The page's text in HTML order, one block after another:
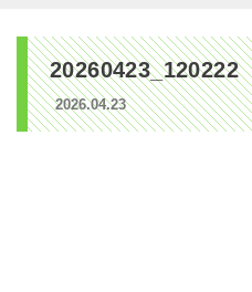
20260423_120222
2026.04.23